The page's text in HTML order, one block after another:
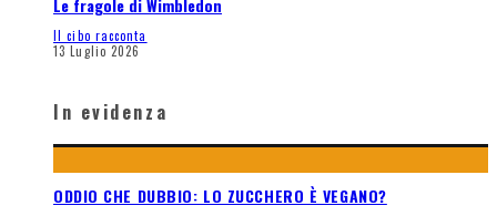
Le fragole di Wimbledon
Il cibo racconta
13 Luglio 2026
In evidenza
ODDIO CHE DUBBIO: LO ZUCCHERO È VEGANO?